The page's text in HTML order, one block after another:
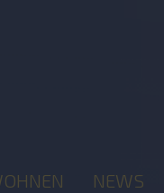
NEWS